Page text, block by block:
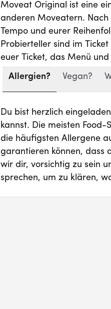
Moveat Original ist eine
anderen Moveatern.
Tempo und eurer
Probierteller sind im
euer Ticket, das Menü
Allergien?
Vegan?
Du bist herzlich
kannst. Die meisten Food-
die häufigsten Allergene
garantieren können, dass
wir dir, vorsichtig zu sein
sprechen, um zu klären,